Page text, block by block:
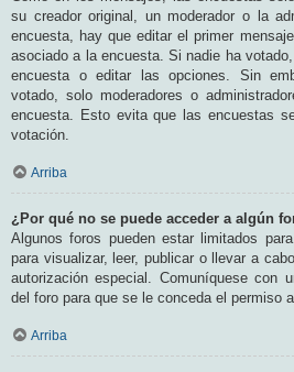
su creador original, un moderador o la
encuesta, hay que editar el primer
asociado a la encuesta. Si nadie ha
encuesta o editar las opciones. Sin
votado, solo moderadores o
encuesta. Esto evita que las encuestas
votación.
Arriba
¿Por qué no se puede acceder a algún
Algunos foros pueden estar limitados
para visualizar, leer, publicar o llevar a
autorización especial. Comuníquese con
del foro para que se le conceda el permiso
Arriba